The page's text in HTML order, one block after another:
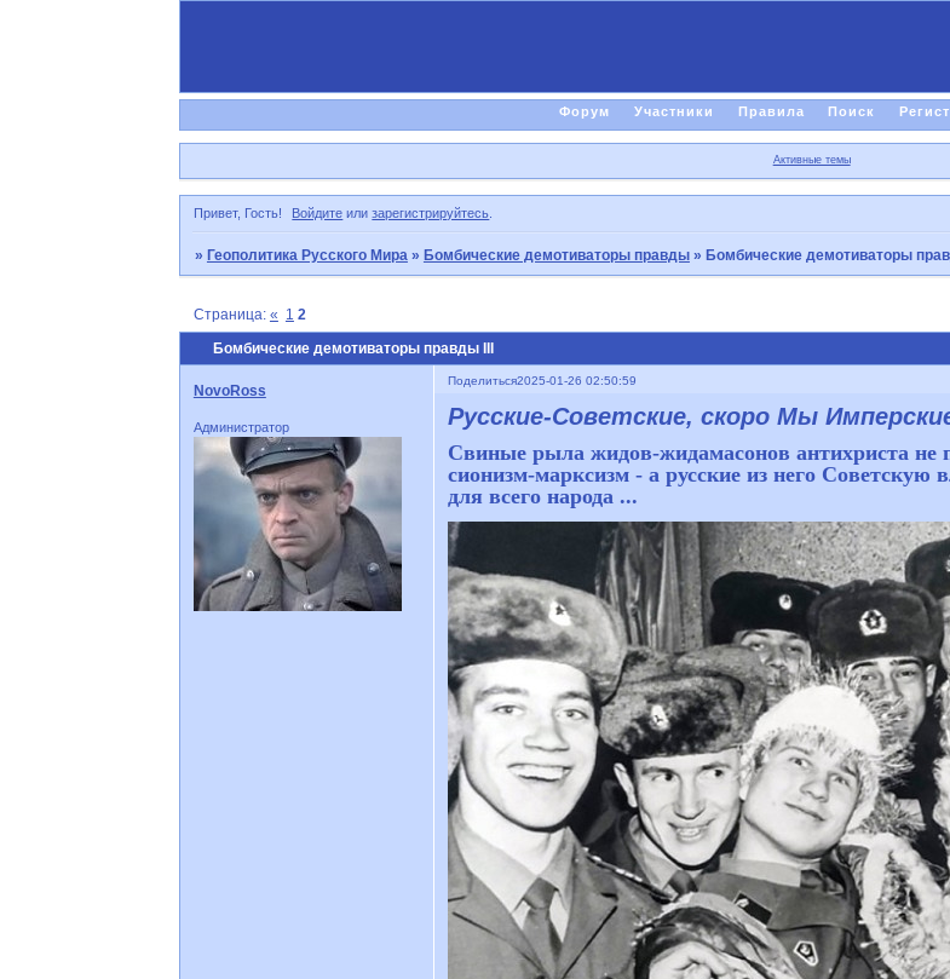
Форум Участники Правила Поиск
Активные темы
Привет, Гость! Войдите илизарегистрируйтесь.
» Геополитика Русского Мира » Бомбические демотиваторы правды » Бомбические демотиваторы
Бомбические демотиваторы правды III
Страница: « 1 2
Поделиться2025-01-26 02:50:59
NovoRoss
Администратор Русские-Советские, скоро Мы
Свиные рыла жидов-жидамасонов антихриста не
сионизм-марксизм - а русские из него
для всего народа ...